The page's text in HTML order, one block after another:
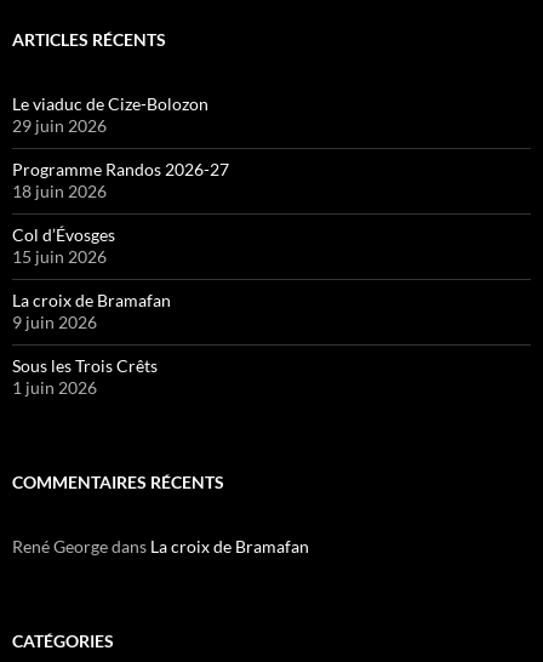
ARTICLES RÉCENTS
Le viaduc de Cize-Bolozon
29 juin 2026
Programme Randos 2026-27
18 juin 2026
Col d’Évosges
15 juin 2026
La croix de Bramafan
9 juin 2026
Sous les Trois Crêts
1 juin 2026
COMMENTAIRES RÉCENTS
René Georgedans La croix de Bramafan
CATÉGORIES